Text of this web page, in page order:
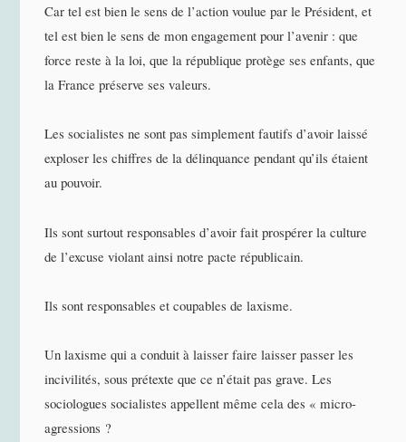
Car tel est bien le sens de l’action voulue par le Président, et
tel est bien le sens de mon engagement pour l’avenir : que
force reste à la loi, que la république protège ses enfants, que
la France préserve ses valeurs.
Les socialistes ne sont pas simplement fautifs d’avoir laissé
exploser les chiffres de la délinquance pendant qu’ils étaient
au pouvoir.
Ils sont surtout responsables d’avoir fait prospérer la culture
de l’excuse violant ainsi notre pacte républicain.
Ils sont responsables et coupables de laxisme.
Un laxisme qui a conduit à laisser faire laisser passer les
incivilités, sous prétexte que ce n’était pas grave. Les
sociologues socialistes appellent même cela des « micro-
agressions ?